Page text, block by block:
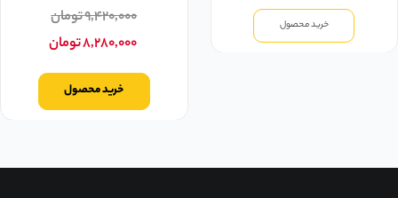
خرید محصول ۹,۴۲۰,۰۰۰تومان
۸,۲۸۰,۰۰۰تومان
خرید محصول